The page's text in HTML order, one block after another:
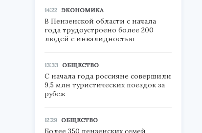
14:22 ЭКОНОМИКА
В Пензенской области с начала
года трудоустроено более 200
людей с инвалидностью
13:33 ОБЩЕСТВО
С начала года россияне совершили
9,5 млн туристических поездок за
рубеж
12:29 ОБЩЕСТВО
Более 350 пензенских семей